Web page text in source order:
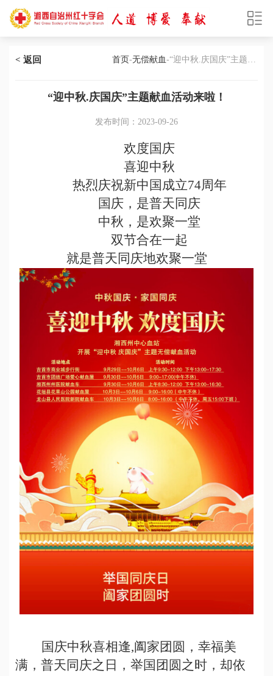
< 返回 首页-无偿献血-“迎中秋.庆国庆”主题献
“迎中秋.庆国庆”主题献血活动来啦！
发布时间：2023-09-26
欢度国庆
喜迎中秋
热烈庆祝新中国成立74周年
国庆，是普天同庆
中秋，是欢聚一堂
双节合在一起
就是普天同庆地欢聚一堂
国庆中秋喜相逢,阖家团圆，幸福美
满 ， 普天同庆之日 ， 举国团圆之时 ， 却依